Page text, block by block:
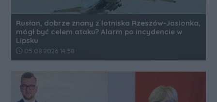
Rusłan, dobrze znany z lotniska Rzeszów-Jasionka,
mógł być celem ataku? Alarm po incydencie w
Lipsku
Data dodania artykułu:
05.08.2026 14:58